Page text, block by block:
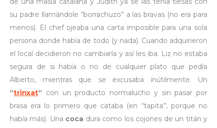
su padre llamándole “borrachuzo” a las bravas (no era para
menos). El chef ojeaba una carta imposible para una sola
persona donde había de todo (y nada). Cuando adquirieron
el local decidieron no cambiarla y así les iba. Liz no estaba
segura de si había o no de cualquier plato que pedía
Alberto, mientras que se excusaba inútilmente. Un
“trinxat“ con un producto normalucho y sin pasar por
brasa era lo primero que cataba (en “tapita”, porque no
había más). Una coca dura como los cojones de un titán y